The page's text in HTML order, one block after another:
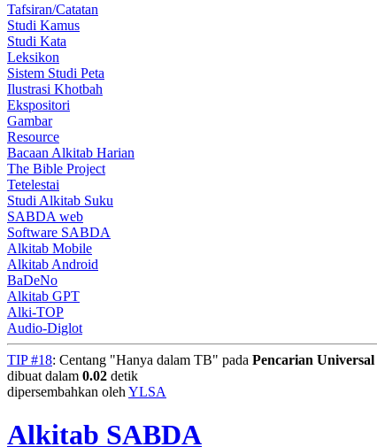
Tafsiran/Catatan
Studi Kamus
Studi Kata
Leksikon
Sistem Studi Peta
Ilustrasi Khotbah
Ekspositori
Gambar
Resource
Bacaan Alkitab Harian
The Bible Project
Tetelestai
Studi Alkitab Suku
SABDA web
Software SABDA
Alkitab Mobile
Alkitab Android
BaDeNo
Alkitab GPT
Alki-TOP
Audio-Diglot
TIP #18: Centang "Hanya dalam TB" pada Pencarian Universal
dibuat dalam 0.02 detik
dipersembahkan oleh YLSA
Alkitab SABDA